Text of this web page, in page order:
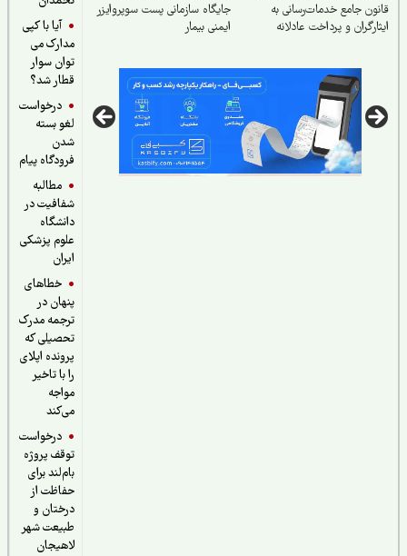
آیا با کپی
مدارک می
توان سوار
قطار شد؟
درخواست
لغو بسته
فرودگاه پیام
مطالبه
شفافیت در
دانشگاه
علوم پزشکی
خطاهای
پنهان در
ترجمه مدرک
تحصیلی که
پرونده اپلای
را با تاخیر
درخواست
توقف پروژه
بام‌لند برای
حفاظت از
درختان و
طبیعت شهر
لاهیجان
جامع خدمات‌رسانی به
و پرداخت عادلانه
جایگاه سازمانی پست سوپروایزر
ایمنی بیمار